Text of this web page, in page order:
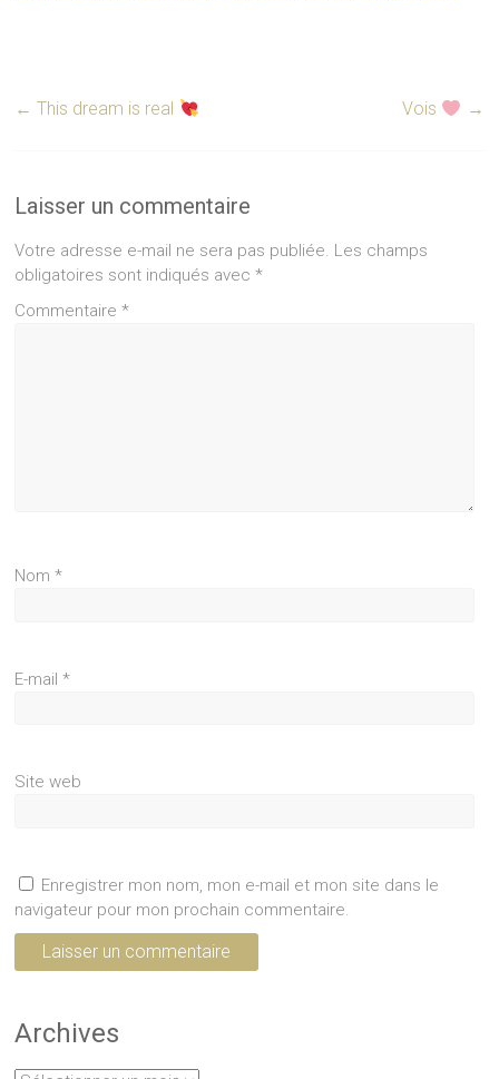
← This dream is real Vois →
Laisser un commentaire
Votre adresse e-mail ne sera pas publiée. Les champs
obligatoires sont indiqués avec*
Commentaire*
Nom*
E-mail*
Site web
Enregistrer mon nom, mon e-mail et mon site dans le
navigateur pour mon prochain commentaire.
Archives